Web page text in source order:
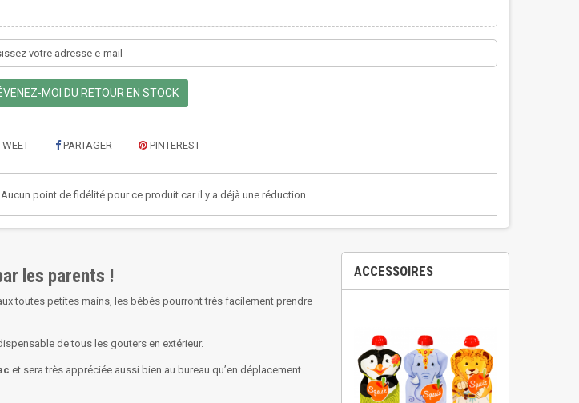
MOI DU RETOUR EN STOCK
PARTAGER PINTEREST
Aucun point de fidélité pour ce produit car il y a déjà une réduction.
les parents !
toutes petites mains, les bébés pourront très facilement prendre
de tous les gouters en extérieur.
et sera très appréciée aussi bien au bureau qu’en déplacement.
ACCESSOIRES